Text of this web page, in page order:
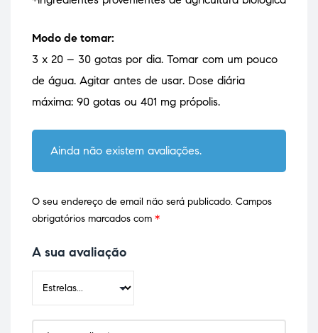
Modo de tomar:
3 x 20 – 30 gotas por dia. Tomar com um pouco
de água. Agitar antes de usar. Dose diária
máxima: 90 gotas ou 401 mg própolis.
Ainda não existem avaliações.
O seu endereço de email não será publicado. Campos
obrigatórios marcados com *
A sua avaliação